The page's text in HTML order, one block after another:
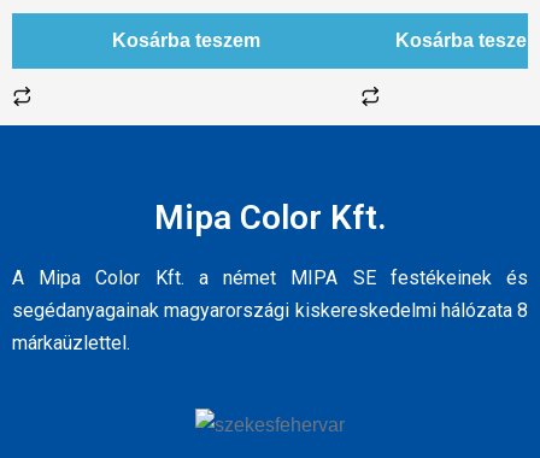
Kosárba teszem Kosárba
Mipa Color Kft.
A Mipa Color Kft. a német MIPA SE festékeinek és
segédanyagainak magyarországi kiskereskedelmi hálózata 8
márkaüzlettel.